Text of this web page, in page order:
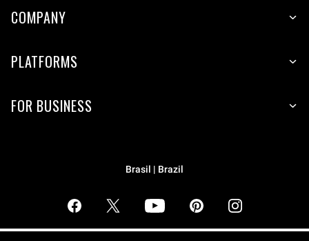
COMPANY
PLATFORMS
FOR BUSINESS
Brasil | Brazil